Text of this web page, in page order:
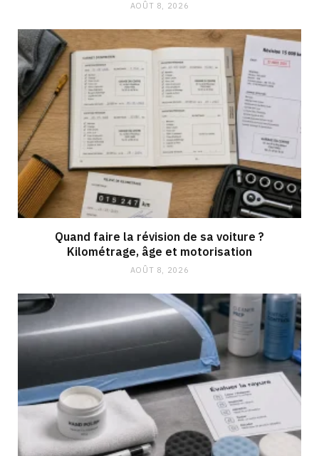
AOÛT 8, 2026
Quand faire la révision de sa voiture ?
Kilométrage, âge et motorisation
AOÛT 8, 2026